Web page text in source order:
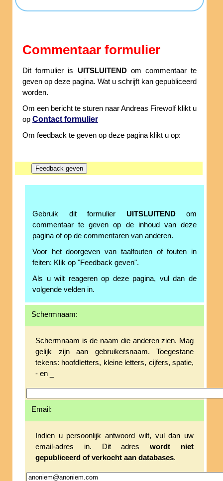
Commentaar formulier
Dit formulier is UITSLUITENDom commentaar te
geven op deze pagina. Wat u schrijft kan gepubliceerd
worden.
Om een bericht te sturen naar Andreas Firewolf klikt u
op Contact formulier
Om feedback te geven op deze pagina klikt u op:
Gebruik dit formulier UITSLUITENDom
commentaar te geven op de inhoud van deze
pagina of op de commentaren van anderen.
Voor het doorgeven van taalfouten of fouten in
feiten: Klik op "Feedback geven".
Als u wilt reageren op deze pagina, vul dan de
volgende velden in.
Schermnaam:
Schermnaam is de naam die anderen zien. Mag
gelijk zijn aan gebruikersnaam. Toegestane
tekens: hoofdletters, kleine letters, cijfers, spatie,
- en _
Email:
Indien u persoonlijk antwoord wilt, vul dan uw
email-adres in. Dit adreswordt niet
gepubliceerd of verkocht aan databases.